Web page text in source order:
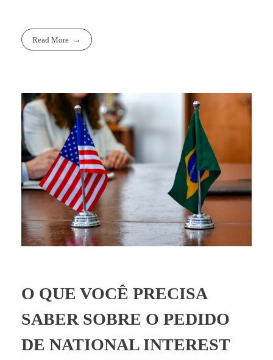
Read More
O QUE VOCÊ PRECISA
SABER SOBRE O PEDIDO
DE NATIONAL INTEREST